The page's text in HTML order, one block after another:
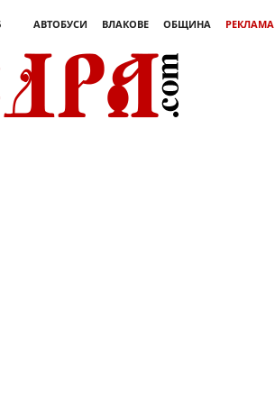
АВТОБУСИ ВЛАКОВЕ ОБЩИНА РЕКЛАМА